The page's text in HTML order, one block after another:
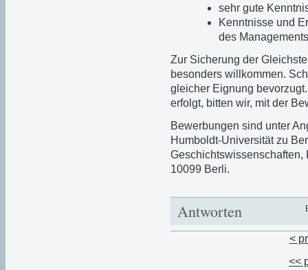
sehr gute
Kenntnisse und
des
Zur Sicherung der
besonders willkommen.
gleicher Eignung
erfolgt, bitten wir, mit der
Bewerbungen sind unter
Humboldt-Universität zu
Geschichtswissenschaften,
10099 Berli.
Antworten
<
<<